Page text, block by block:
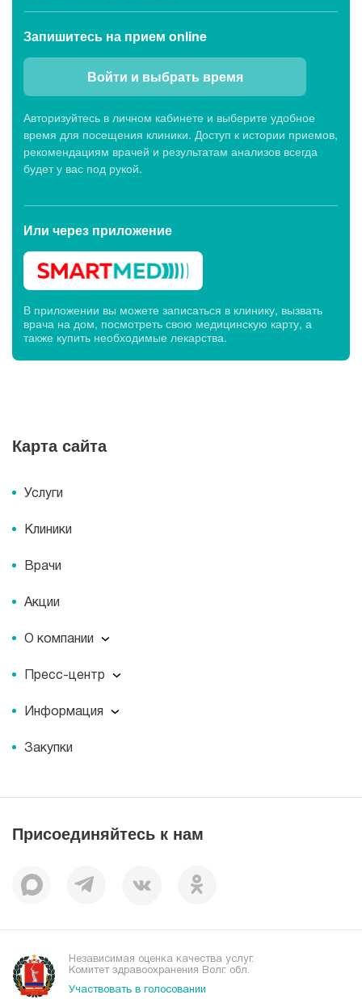
Запишитесь на прием online
Войти и выбрать время
Авторизуйтесь в личном кабинете и выберите удобное
время для посещения клиники. Доступ к истории приемов,
рекомендациям врачей и результатам анализов всегда
будет у вас под рукой.
Или через приложение
В приложении вы можете записаться в клинику, вызвать
врача на дом, посмотреть свою медицинскую карту, а
также купить необходимые лекарства.
Карта сайта
Услуги
Клиники
Врачи
Акции
О компании
О компании
История
Документы
Пациентам
Пресс-центр
Пресс-центр
Журнал для пациентов «МЕДСИ СЕГОДНЯ»
Информация
Информация
Закупки
Присоединяйтесь к нам
Независимая оценка качества услуг.
Комитет здравоохранения Волг. обл.
Участвовать в голосовании